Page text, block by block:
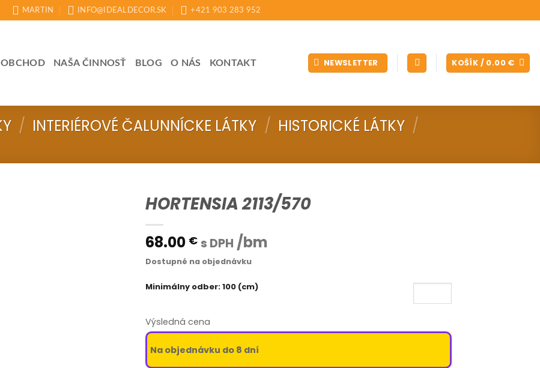
MARTIN INFO@IDEALDECOR.SK +421 903 283 952
OBCHOD NAŠA ČINNOSŤ BLOG O NÁS KONTAKT NEWSLETTER KOŠÍK / 0.00 €
/ INTERIÉROVÉ ČALUNNÍCKE LÁTKY / HISTORICKÉ LÁTKY /
HORTENSIA 2113/570
68.00 € s DPH /bm
Dostupné na objednávku
Minimálny odber: 100 (cm)
Výsledná cena
Na objednávku do 8 dní